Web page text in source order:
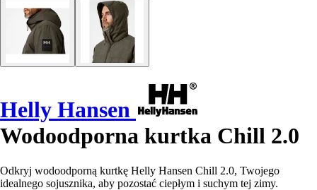
Helly Hansen
Wodoodporna kurtka Chill 2.0
Odkryj wodoodporną kurtkę Helly Hansen Chill 2.0, Twojego
idealnego sojusznika, aby pozostać ciepłym i suchym tej zimy.